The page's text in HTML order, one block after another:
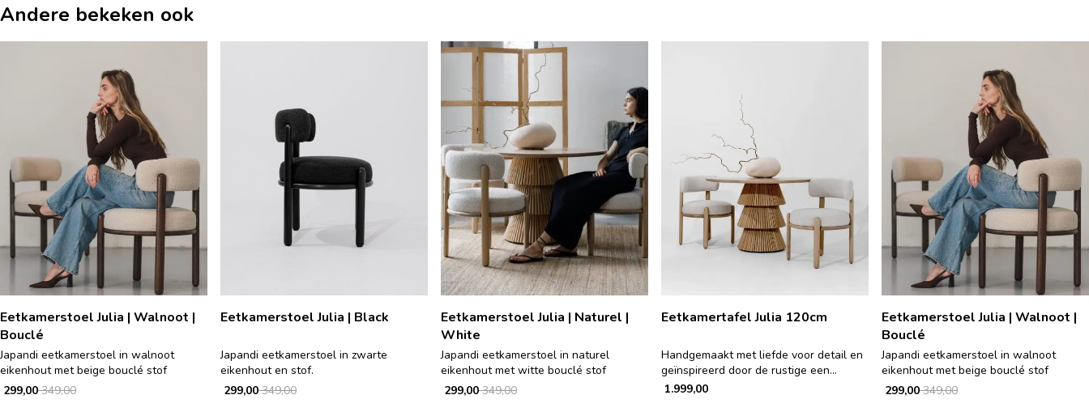
Andere bekeken ook
Eetkamerstoel Julia | Walnoot |
Bouclé
Japandi eetkamerstoel in walnoot
eikenhout met beige bouclé stof
349,00
299,00
Eetkamerstoel Julia | Black
Japandi eetkamerstoel in zwarte
eikenhout en stof.
349,00
299,00
Eetkamerstoel Julia | Naturel |
White
Japandi eetkamerstoel in naturel
eikenhout met witte bouclé stof
349,00
299,00
Eetkamertafel Julia 120cm
Handgemaakt met liefde voor detail en
geïnspireerd door de rustige een...
1.999,00
Eetkamerstoel Julia | Walnoot |
Bouclé
Japandi eetkamerstoel in walnoot
eikenhout met beige bouclé stof
349,00
299,00